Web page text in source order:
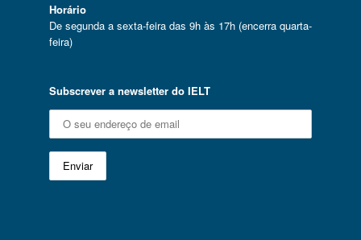
Horário
De segunda a sexta-feira das 9h às 17h (encerra quarta-
feira)
Subscrever a newsletter do IELT